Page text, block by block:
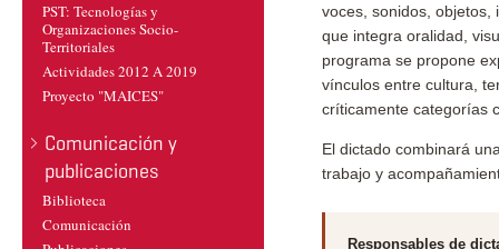
PST: Tecnologías y
Organizaciones Socio-
Territoriales
Actividades 2012 A 2019
Proyecto "MAICES"
Comunicación y
publicaciones
Biblioteca
Comunicación
voces, sonidos, objetos,
que integra oralidad,
programa se propone
vínculos entre cultura,
críticamente categorías
El dictado combinará
trabajo y
Responsables de